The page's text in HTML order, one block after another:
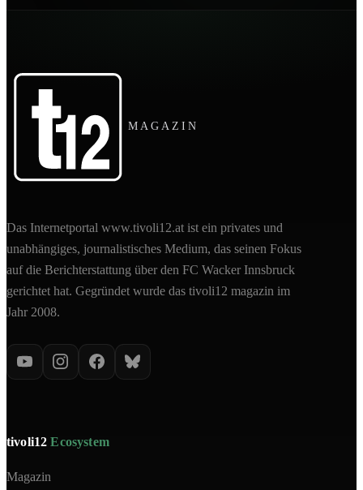
MAGAZIN
Das Internetportal www.tivoli12.at ist ein privates und
unabhängiges, journalistisches Medium, das seinen Fokus
auf die Berichterstattung über den FC Wacker Innsbruck
gerichtet hat. Gegründet wurde das tivoli12 magazin im
Jahr 2008.
tivoli12Ecosystem
Magazin